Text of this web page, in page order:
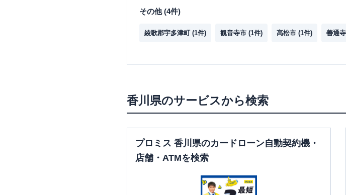
その他(4件)
綾歌郡宇多津町 (1件) 観音寺市 (1件) 高松市 (1件) 善通
香川県のサービスから検索
プロミス 香川県のカードローン自動契約機・
店舗・ATMを検索